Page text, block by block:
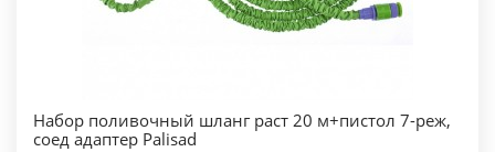
Набор поливочный шланг раст 20 м+пистол 7-реж,
соед адаптер Palisad